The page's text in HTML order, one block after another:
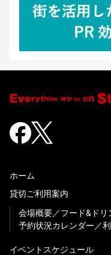
ホーム
貸切ご利用案内
会場概要
フード&ドリ
予約状況カレンダー
イベントスケジュール